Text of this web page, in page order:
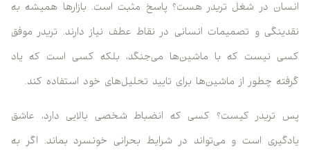
انسان در شغل تریدر هست؟ پاسخ مثبت است. بازارها همیشه به
نقدینگی و تصمیمات انسانی در نقاط عطف نیاز دارند. تریدر موفق
کسی نیست که با ماشین‌ها می‌جنگد، بلکه کسی است که یاد
گرفته چطور از ماشین‌ها برای تایید تحلیل‌های خود استفاده کند.
پس تریدر کیست؟ کسی که انضباط شخصی بالایی دارد، عاشق
یادگیری است و می‌تواند در شرایط بحرانی خونسرد بماند. اگر به